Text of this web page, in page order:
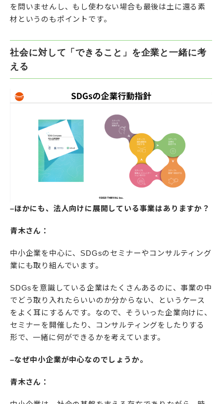
を問いませんし、もし使わない場合も最後は土に還る素
材というのもポイントです。
社会に対して「できること」を企業と一緒に考
える
–ほかにも、法人向けに展開している事業はありますか？
青木さん：
中小企業を中心に、SDGsのセミナーやコンサルティング
業にも取り組んでいます。
SDGsを意識している企業はたくさんあるのに、事業の中
でどう取り入れたらいいのか分からない、というケース
をよく耳にするんです。なので、そういった企業向けに、
セミナーを開催したり、コンサルティングをしたりする
形で、一緒に何ができるかを考えています。
–なぜ中小企業が中心なのでしょうか。
青木さん：